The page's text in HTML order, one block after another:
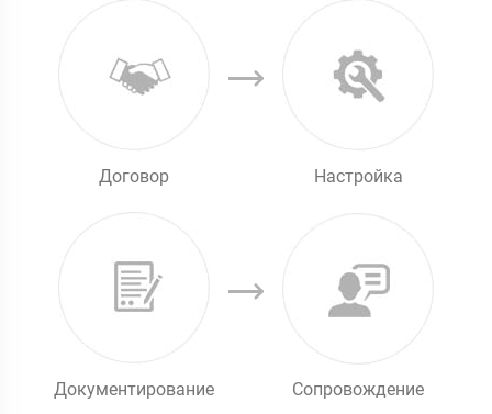
Договор Настройка
Документирование Сопровождение